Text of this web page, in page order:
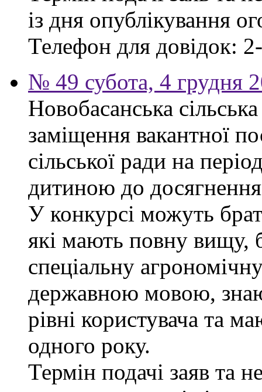
із дня опублікування
Телефон для довідок:
№ 49 субота, 4 грудня
Новобасанська
заміщення вакантної
сільської ради на
дитиною до досягнення
У конкурсі можуть
які мають повну вищу,
спеціальну
державною мовою,
рівні користувача та
одного року.
Термін подачі заяв та